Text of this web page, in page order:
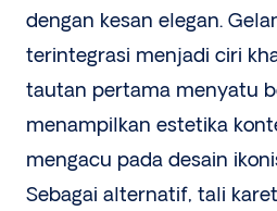
dengan kesan elegan.
terintegrasi menjadi ciri
tautan pertama menyatu
menampilkan estetika
mengacu pada desain
Sebagai alternatif, tali